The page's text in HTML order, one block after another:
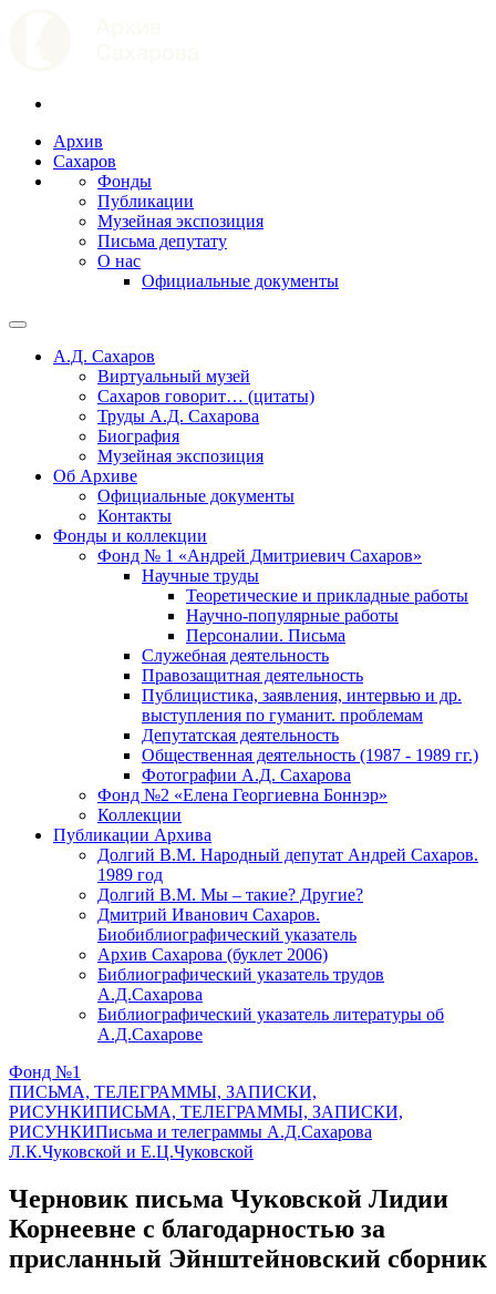
Архив
Сахаров
Фонды
Публикации
Музейная экспозиция
Письма депутату
О нас
Официальные документы
А.Д. Сахаров
Виртуальный музей
Сахаров говорит… (цитаты)
Труды А.Д. Сахарова
Биография
Музейная экспозиция
Об Архиве
Официальные документы
Контакты
Фонды и коллекции
Фонд № 1 «Андрей Дмитриевич Сахаров»
Научные труды
Теоретические и прикладные работы
Научно-популярные работы
Персоналии. Письма
Служебная деятельность
Правозащитная деятельность
Публицистика, заявления, интервью и др.
выступления по гуманит. проблемам
Депутатская деятельность
Общественная деятельность (1987 - 1989 гг.)
Фотографии А.Д. Сахарова
Фонд №2 «Елена Георгиевна Боннэр»
Коллекции
Публикации Архива
Долгий В.М. Народный депутат Андрей Сахаров.
1989 год
Долгий В.М. Мы – такие? Другие?
Дмитрий Иванович Сахаров.
Биобиблиографический указатель
Архив Сахарова (буклет 2006)
Библиографический указатель трудов
А.Д.Сахарова
Библиографический указатель литературы об
А.Д.Сахарове
Фонд №1
ПИСЬМА, ТЕЛЕГРАММЫ, ЗАПИСКИ,
РИСУНКИПИСЬМА, ТЕЛЕГРАММЫ, ЗАПИСКИ,
РИСУНКИПисьма и телеграммы А.Д.Сахарова
Л.К.Чуковской и Е.Ц.Чуковской
Черновик письма Чуковской Лидии
Корнеевне с благодарностью за
присланный Эйнштейновский сборник